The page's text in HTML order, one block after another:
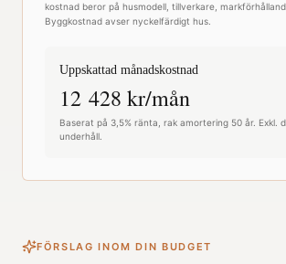
kostnad beror på husmodell, tillverkare,
Byggkostnad avser nyckelfärdigt hus.
Uppskattad månadskostnad
12 428 kr/mån
Baserat på 3,5% ränta, rak amortering 50 år. Exkl.
underhåll.
FÖRSLAG INOM DIN BUDGET